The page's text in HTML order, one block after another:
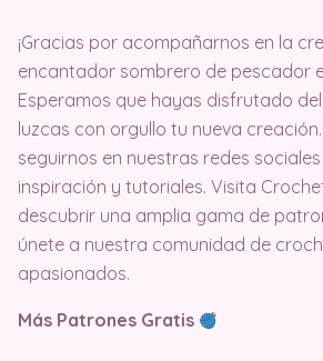
¡Gracias por acompañarnos en la
encantador sombrero de pescador
Esperamos que hayas disfrutado
luzcas con orgullo tu nueva
seguirnos en nuestras redes
inspiración y tutoriales. Visita
descubrir una amplia gama de
únete a nuestra comunidad de
apasionados.
Más Patrones Gratis